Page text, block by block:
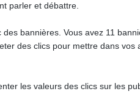
parler et débattre.
bannières. Vous avez 11
des clics pour mettre dans vos
les valeurs des clics sur les